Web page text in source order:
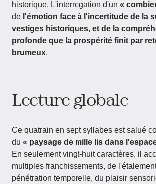
historique. L'interrogation d'un «
de l'émotion face à l'incertitude de la
vestiges historiques, et de la
profonde que la prospérité finit par
brumeux.
Lecture globale
Ce quatrain en sept syllabes est salué
du « paysage de mille lis dans
En seulement vingt-huit caractères, il
multiples franchissements, de
pénétration temporelle, du plaisir